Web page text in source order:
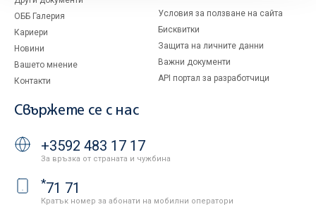
ОББ Галерия
Кариери
Новини
Вашето мнение
Контакти
Условия за ползване на сайта
Бисквитки
Защита на личните данни
Важни документи
API портал за разработчици
Свържете се с нас
+3592 483 17 17
За връзка от страната и чужбина
*71 71
Кратък номер за абонати на мобилни оператори